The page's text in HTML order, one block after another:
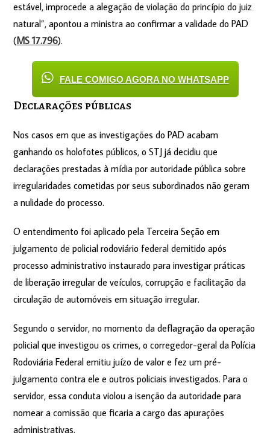
estável, improcede a alegação de violação do princípio do juiz
natural”, apontou a ministra ao confirmar a validade do PAD
(MS 17.796).
FALE COMIGO AGORA NO WHATSAPP
Declarações púb​licas
Nos casos em que as investigações do PAD acabam
ganhando os holofotes públicos, o STJ já decidiu que
declarações prestadas à mídia por autoridade pública sobre
irregularidades cometidas por seus subordinados não geram
a nulidade do processo.
O entendimento foi aplicado pela Terceira Seção em
julgamento de policial rodoviário federal demitido após
processo administrativo instaurado para investigar práticas
de liberação irregular de veículos, corrupção e facilitação da
circulação de automóveis em situação irregular.
Segundo o servidor, no momento da deflagração da operação
policial que investigou os crimes, o corregedor-geral da Polícia
Rodoviária Federal emitiu juízo de valor e fez um pré-
julgamento contra ele e outros policiais investigados. Para o
servidor, essa conduta violou a isenção da autoridade para
nomear a comissão que ficaria a cargo das apurações
administrativas.